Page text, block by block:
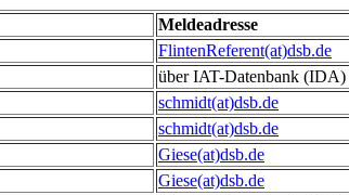
Meldeadresse
FlintenReferent(at)dsb.de
über IAT-Datenbank (IDA)
schmidt(at)dsb.de
schmidt(at)dsb.de
Giese(at)dsb.de
Giese(at)dsb.de